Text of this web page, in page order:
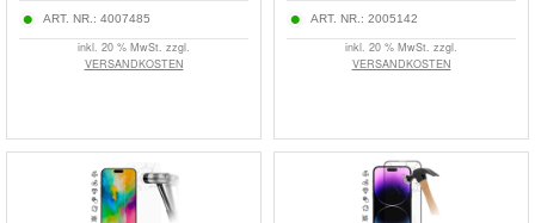
ART. NR.: 4007485
inkl. 20 % MwSt. zzgl.
VERSANDKOSTEN
ART. NR.: 2005142
inkl. 20 % MwSt. zzgl.
VERSANDKOSTEN